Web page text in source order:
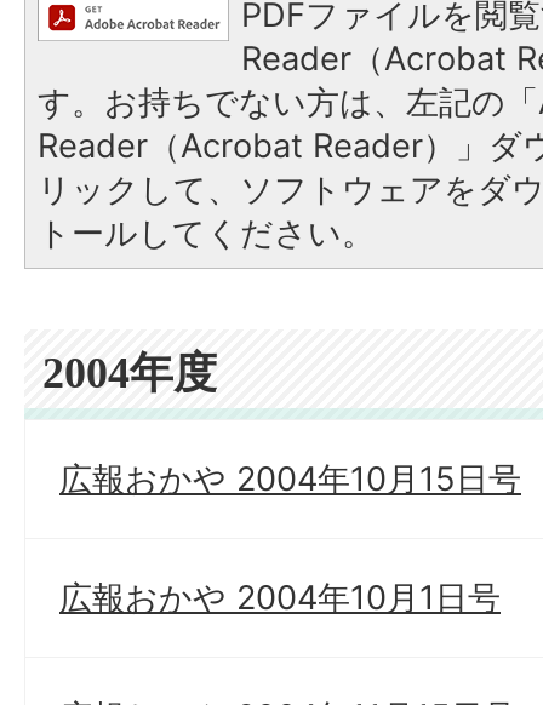
PDFファイルを閲
Reader（Acrobat
す。お持ちでない方は、左記の
Reader（Acrobat Reader）」ダ
リックして、ソフトウェアをダ
トールしてください。
2004年度
広報おかや 2004年10月15日号
広報おかや 2004年10月1日号